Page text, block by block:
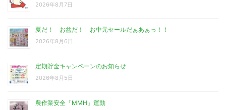
2026年8月7日
夏だ！ お盆だ！ お中元セールだぁあぁっ！！
2026年8月6日
定期貯金キャンペーンのお知らせ
2026年8月5日
農作業安全「MMH」運動